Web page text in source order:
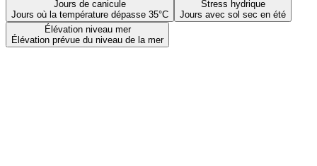
Jours de canicule
Jours où la température dépasse 35°C
Stress hydrique
Jours avec sol sec en été
Élévation niveau mer
Élévation prévue du niveau de la mer